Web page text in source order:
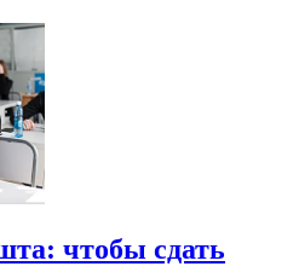
чтобы сдать